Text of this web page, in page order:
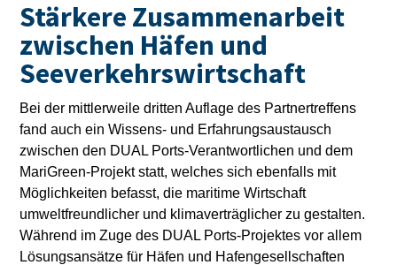
Stärkere Zusammenarbeit
zwischen Häfen und
Seeverkehrswirtschaft
Bei der mittlerweile dritten Auflage des Partnertreffens
fand auch ein Wissens- und Erfahrungsaustausch
zwischen den DUAL Ports-Verantwortlichen und dem
MariGreen-Projekt statt, welches sich ebenfalls mit
Möglichkeiten befasst, die maritime Wirtschaft
umweltfreundlicher und klimaverträglicher zu gestalten.
Während im Zuge des DUAL Ports-Projektes vor allem
Lösungsansätze für Häfen und Hafengesellschaften